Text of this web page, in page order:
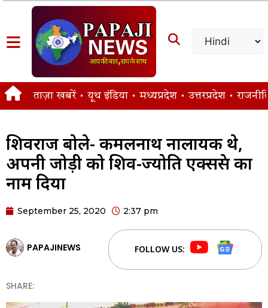
ताज़ा खबरें यूथ इंडिया मध्यप्रदेश उत्तरप्रदेश
शिवराज बोले- कमलनाथ नालायक थे,
अपनी जोड़ी को शिव-ज्योति एक्सप्रेस का
नाम दिया
September 25, 2020 2:37 pm
PAPAJINEWS FOLLOW US:
SHARE: